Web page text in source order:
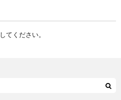
してください。